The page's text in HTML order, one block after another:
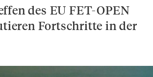
des EU FET-OPEN
Fortschritte in der